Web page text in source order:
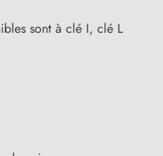
sont à clé I, clé L